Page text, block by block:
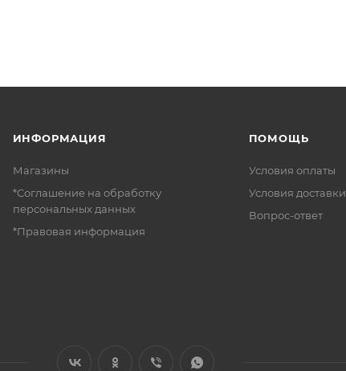
ИНФОРМАЦИЯ
Магазины
*Соглашение на обработку
персональных данных
*Правовая информация
ПОМОЩЬ
Условия оплаты
Условия доставки
Вопрос-ответ